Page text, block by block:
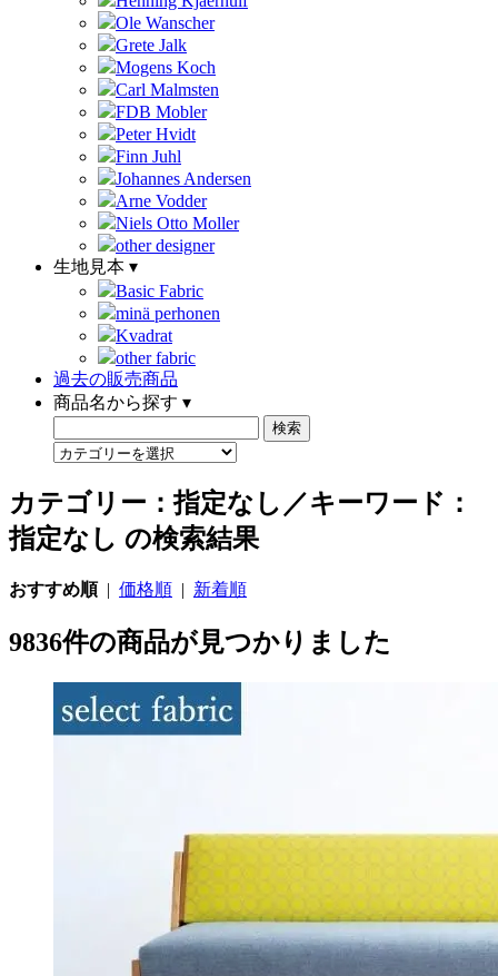
Ole Wanscher
Grete Jalk
Mogens Koch
Carl Malmsten
FDB Mobler
Peter Hvidt
Finn Juhl
Johannes Andersen
Arne Vodder
Niels Otto Moller
other designer
生地見本 ▾
Basic Fabric
minä perhonen
Kvadrat
other fabric
過去の販売商品
商品名から探す ▾
カテゴリー：指定なし／キーワード：
指定なし の検索結果
おすすめ順| 価格順 | 新着順
9836件の商品が見つかりました